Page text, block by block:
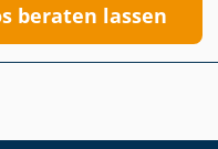
beraten lassen